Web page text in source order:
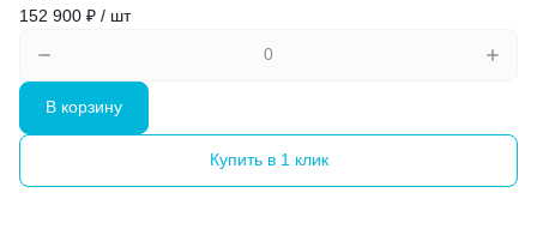
152 900 ₽ / шт
В корзину
Купить в 1 клик